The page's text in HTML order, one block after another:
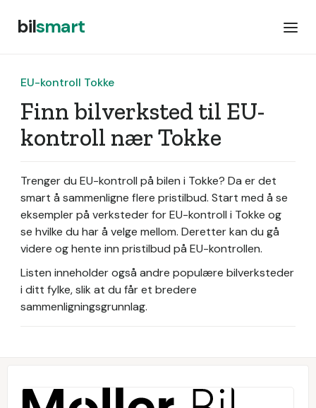
bilsmart
EU-kontroll Tokke
Finn bilverksted til EU-
kontroll nær Tokke
Trenger du EU-kontroll på bilen i Tokke? Da er det
smart å sammenligne flere pristilbud. Start med å se
eksempler på verksteder for EU-kontroll i Tokke og
se hvilke du har å velge mellom. Deretter kan du gå
videre og hente inn pristilbud på EU-kontrollen.
Listen inneholder også andre populære bilverksteder
i ditt fylke, slik at du får et bredere
sammenligningsgrunnlag.